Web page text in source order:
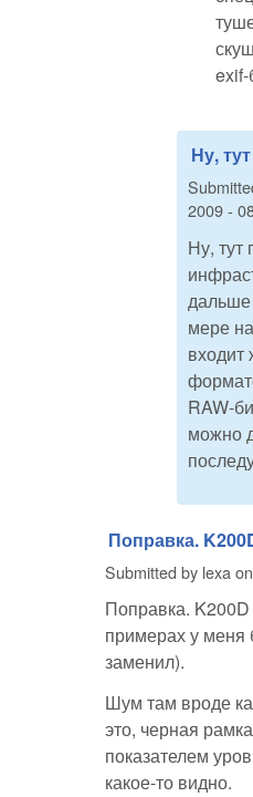
exif-
Ну,
2009 -
Ну, тут
мере
входит
RAW-
можно
Поправка.
Submitted by lexa on
Поправка.
примерах у
заменил).
Шум там вроде
это, черная
показателем
какое-то видно.